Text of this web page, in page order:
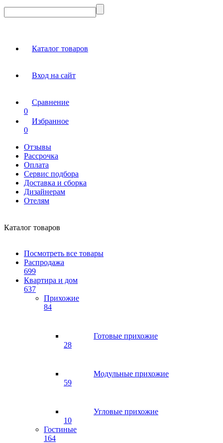
Каталог товаров
Вход на сайт
Сравнение
0
Избранное
0
Отзывы
Рассрочка
Оплата
Сервис подбора
Доставка и сборка
Дизайнерам
Отелям
Каталог товаров
Посмотреть все товары
Распродажа
699
Квартира и дом
637
Прихожие
84
Готовые прихожие
28
Модульные прихожие
59
Угловые прихожие
10
Гостиные
164